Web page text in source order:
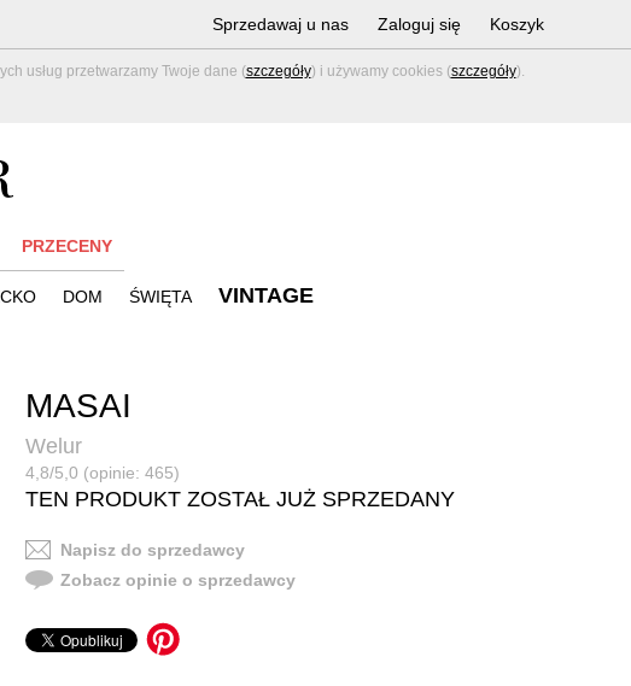
usług przetwarzamy Twoje dane (szczegóły) i używamy cookies (szczegóły).
Sprzedawaj u nas Zaloguj się Koszyk
PRZECENY
DOM ŚWIĘTA VINTAGE
MASAI
Welur
4,8/5,0 (opinie: 465)
TEN PRODUKT ZOSTAŁ JUŻ SPRZEDANY
Napisz do sprzedawcy
Zobacz opinie o sprzedawcy